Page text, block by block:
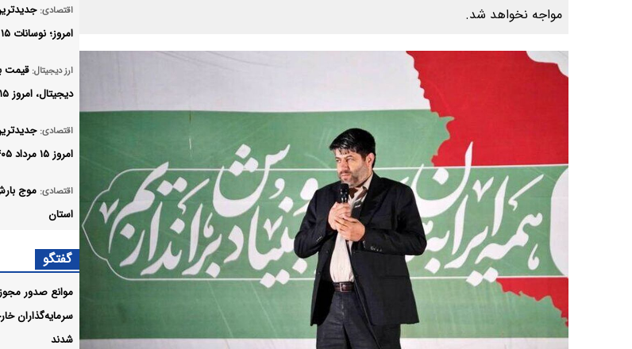
مواجه نخواهد شد.
اقتصادی:
امروز؛ نوسانات ۱۵ مرداد ۱۴۰۵
ارز دیجیتال: قیمت
دیجیتال، امروز ۱۵ مرداد ۱۴۰۵ مشخص شد
اقتصادی:
امروز ۱۵ مرداد ۱۴۰۵
اقتصادی:
استان
اقتصادی:
از امروز آغاز شد
اقتصادی: تیم
هواپیمایی،
گفتگو
موانع صدور
سرمایه‌گذاران
شدند